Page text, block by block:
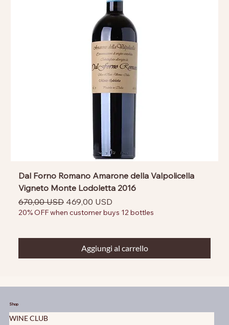
Dal Forno Romano Amarone della Valpolicella
Vigneto Monte Lodoletta 2016
Prezzo regolare
670,00 USD Prezzo scontato
469,00 USD
20% OFF when customer buys 12 bottles
Aggiungi al carrello
Shop
WINE CLUB